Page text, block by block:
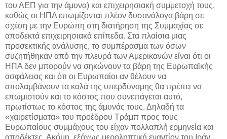
του ΑΕΠ για την άμυνα) και επιχειρησιακή συμμετοχή τους,
καθώς οι ΗΠΑ επωμίζονται πλέον δυσανάλογα βάρη σε
σχέση με την Ευρώπη στη διατήρηση της Συμμαχίας σε
αποδεκτά επιχειρησιακά επίπεδα. Στα πλαίσια μιας
προσεκτικής ανάλυσης, το συμπέρασμα των όσων
συζητήθηκαν από την πλευρά των Αμερικανών είναι ότι οι
ΗΠΑ δεν μπορούν να σηκώνουν τα βάρη της Ευρωπαϊκής
ασφάλειας και ότι οι Ευρωπαίοι αν θέλουν να
απολαμβάνουν τα καλά της υπερδύναμης θα πρέπει να
επωμιστούν και το κόστος που συνεπάγεται αυτό,
πρωτίστως το κόστος της άμυνάς τους. Δηλαδή τα
«χαιρετίσματα» του προέδρου Τράμπ προς τους
Ευρωπαίους συμμάχους του είχαν πολλαπλή ερμηνεία και
αποδέκτες. Ακόμη, εξόχως μεροληπτική εναντίον του Ιράν